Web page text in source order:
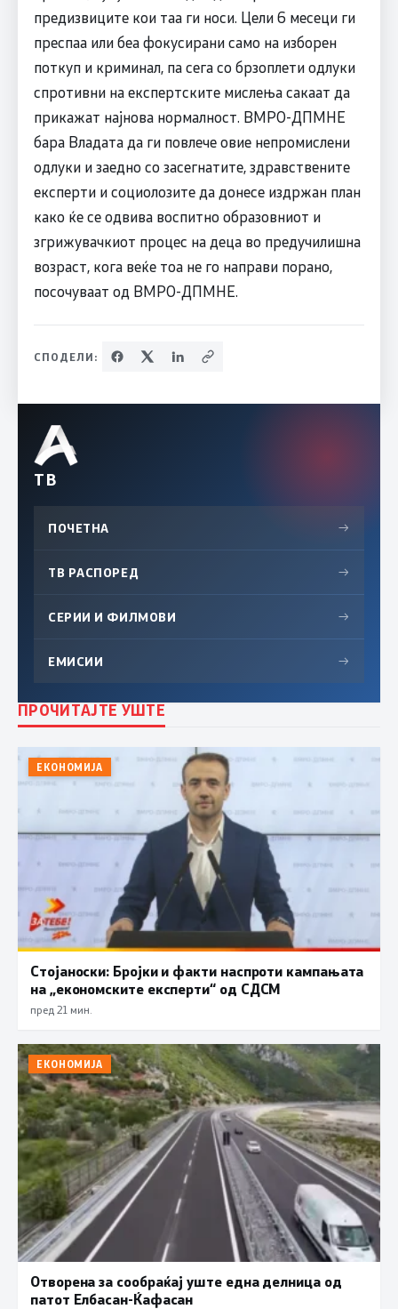
предизвиците кои таа ги носи. Цели 6 месеци ги
преспаа или беа фокусирани само на изборен
поткуп и криминал, па сега со брзоплети одлуки
спротивни на експертските мислења сакаат да
прикажат најнова нормалност. ВМРО-ДПМНЕ
бара Владата да ги повлече овие непромислени
одлуки и заедно со засегнатите, здравствените
експерти и социолозите да донесе издржан план
како ќе се одвива воспитно образовниот и
згрижувачкиот процес на деца во предучилишна
возраст, кога веќе тоа не го направи порано,
посочуваат од ВМРО-ДПМНЕ.
СПОДЕЛИ:
ТВ
ПОЧЕТНА →
ТВ РАСПОРЕД →
СЕРИИ И ФИЛМОВИ →
ЕМИСИИ →
ПРОЧИТАЈТЕ УШТЕ
ЕКОНОМИЈА
Стојаноски: Бројки и факти наспроти кампањата
на „економските експерти“ од СДСM
пред 21 мин.
ЕКОНОМИЈА
Отворена за сообраќај уште една делница од
патот Елбасан-Ќафасан